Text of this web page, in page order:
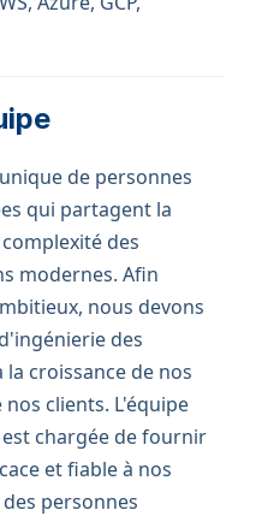
de personnes
qui partagent la
des
modernes. Afin
nous devons
des
croissance de nos
clients. L'équipe
chargée de fournir
et fiable à nos
personnes